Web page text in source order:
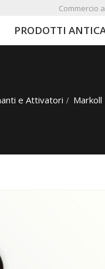
Commercio
PRODOTTI
e Attivatori